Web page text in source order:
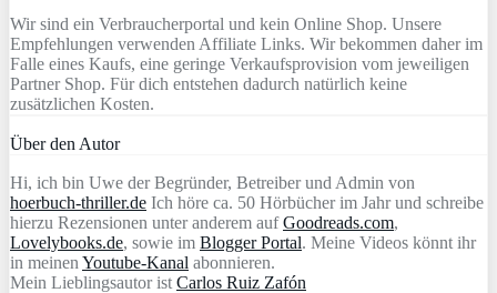
Wir sind ein Verbraucherportal und kein Online Shop. Unsere
Empfehlungen verwenden Affiliate Links. Wir bekommen daher im
Falle eines Kaufs, eine geringe Verkaufsprovision vom jeweiligen
Partner Shop. Für dich entstehen dadurch natürlich keine
zusätzlichen Kosten.
Über den Autor
Hi, ich bin Uwe der Begründer, Betreiber und Admin von
hoerbuch-thriller.de Ich höre ca. 50 Hörbücher im Jahr und schreibe
hierzu Rezensionen unter anderem aufGoodreads.com,
Lovelybooks.de, sowie im Blogger Portal. Meine Videos könnt ihr
in meinen Youtube-Kanal abonnieren.
Mein Lieblingsautor ist Carlos Ruiz Zafón